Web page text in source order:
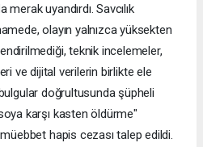
uyandırdı. Savcılık
olayın yalnızca yüksekten
teknik incelemeler,
ve dijital verilerin birlikte ele
bulgular doğrultusunda şüpheli
karşı kasten öldürme"
müebbet hapis cezası talep edildi.